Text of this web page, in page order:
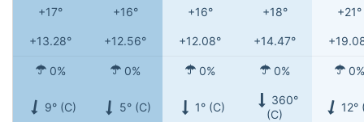
+17° +16° +16° +18° +21°
+13.28° +12.56° +12.08° +14.47°
0% 0% 0% 0% 0%
9° (С) 5° (С) 1° (С)
360°
(С)
12°